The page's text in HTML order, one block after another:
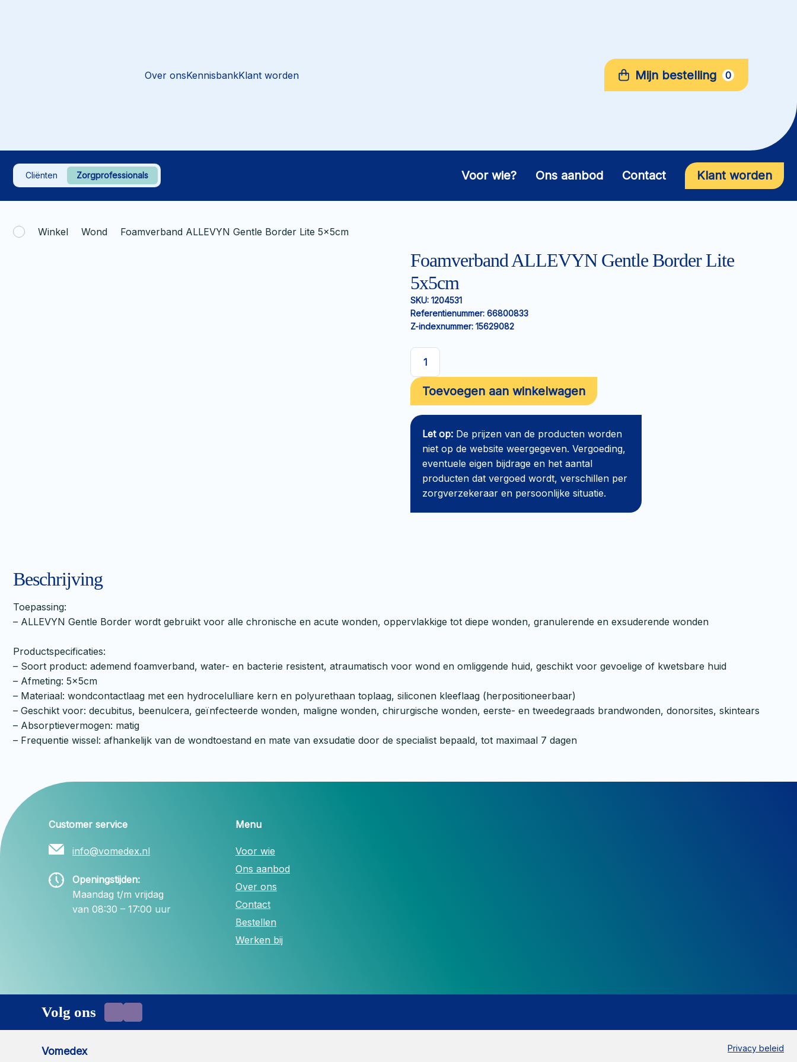
Over onsKennisbankKlant worden Mijn bestelling 0
Cliënten Zorgprofessionals Voor wie? Ons aanbod Contact Klant worden
Winkel Wond Foamverband ALLEVYN Gentle Border Lite 5x5cm
Foamverband ALLEVYN Gentle Border Lite
5x5cm
SKU: 1204531
Referentienummer: 66800833
Z-indexnummer: 15629082
Foamverband
ALLEVYN
Gentle
Border
Lite
5x5cm
Toevoegen aan winkelwagen
Let op: De prijzen van de producten worden
niet op de website weergegeven. Vergoeding,
eventuele eigen bijdrage en het aantal
producten dat vergoed wordt, verschillen per
zorgverzekeraar en persoonlijke situatie.
Beschrijving
Toepassing:
– ALLEVYN Gentle Border wordt gebruikt voor alle chronische en acute wonden, oppervlakkige tot diepe wonden, granulerende en exsuderende wonden
Productspecificaties:
– Soort product: ademend foamverband, water- en bacterie resistent, atraumatisch voor wond en omliggende huid, geschikt voor gevoelige of kwetsbare huid
– Afmeting: 5x5cm
– Materiaal: wondcontactlaag met een hydrocelulliare kern en polyurethaan toplaag, siliconen kleeflaag (herpositioneerbaar)
– Geschikt voor: decubitus, beenulcera, geïnfecteerde wonden, maligne wonden, chirurgische wonden, eerste- en tweedegraads brandwonden, donorsites, skintears
– Absorptievermogen: matig
– Frequentie wissel: afhankelijk van de wondtoestand en mate van exsudatie door de specialist bepaald, tot maximaal 7 dagen
Customer service
info@vomedex.nl
Openingstijden:
Maandag t/m vrijdag
van 08:30 – 17:00 uur
Menu
Voor wie
Ons aanbod
Over ons
Contact
Bestellen
Werken bij
Volg ons
Vomedex Privacy beleid